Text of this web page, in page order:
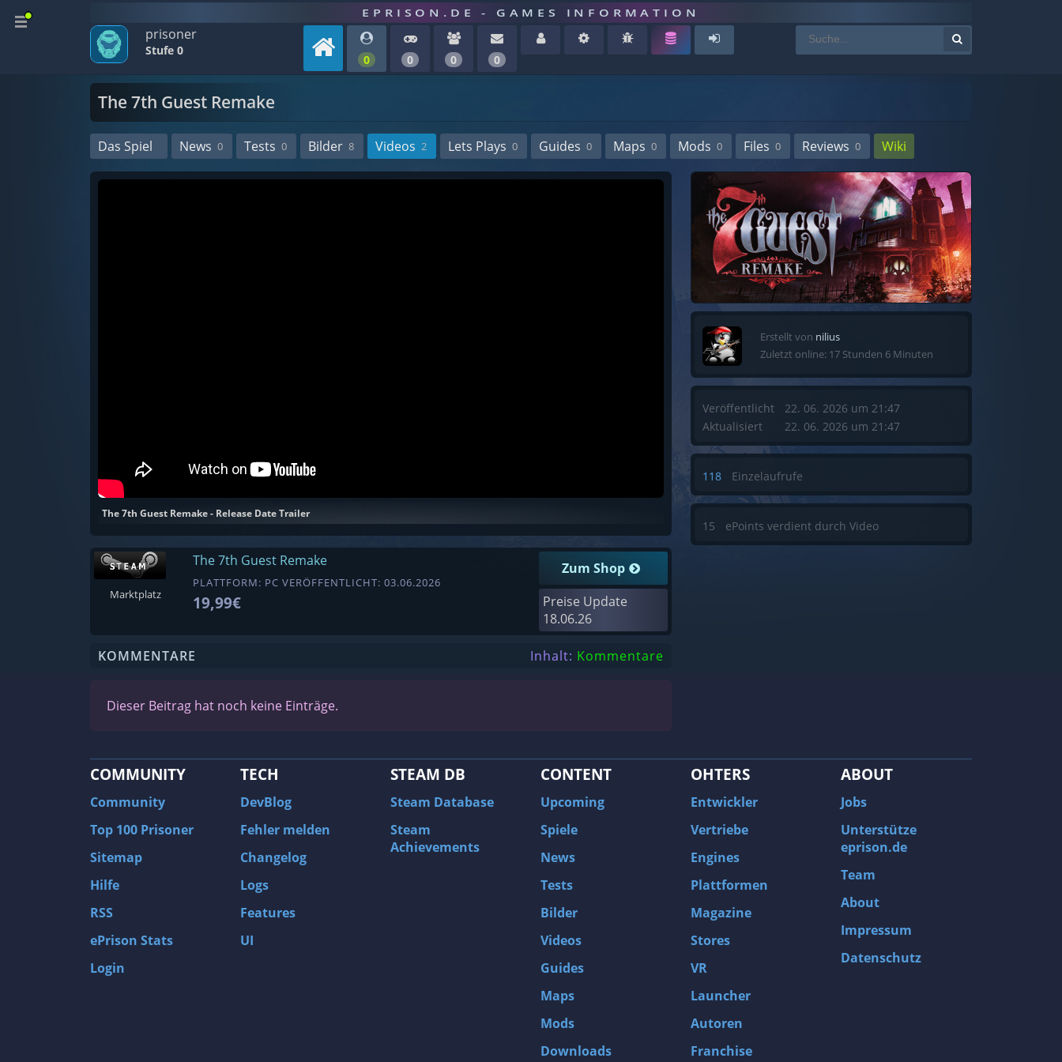
EPRISON.DE - GAMES INFORMATION
prisoner
Stufe 0
0 0 0 0
The 7th Guest Remake
Das Spiel News 0 Tests 0 Bilder 8 Videos 2 Lets Plays 0 Guides 0 Maps 0 Mods 0 Files 0 Reviews 0 Wiki
The 7th Guest Remake - Release Date Trailer
Marktplatz
The 7th Guest Remake
PLATTFORM: PC VERÖFFENTLICHT: 03.06.2026
19,99€
Zum Shop
Preise Update
18.06.26
KOMMENTARE Inhalt: Kommentare
Dieser Beitrag hat noch keine Einträge.
Erstellt von nilius
Zuletzt online: 17 Stunden 6 Minuten
Veröffentlicht
Aktualisiert
22. 06. 2026 um 21:47
22. 06. 2026 um 21:47
118 Einzelaufrufe
15 ePoints verdient durch Video
COMMUNITY
Community
Top 100 Prisoner
Sitemap
Hilfe
RSS
ePrison Stats
Login
TECH
DevBlog
Fehler melden
Changelog
Logs
Features
UI
STEAM DB
Steam Database
Steam
Achievements
CONTENT
Upcoming
Spiele
News
Tests
Bilder
Videos
Guides
Maps
Mods
Downloads
OHTERS
Entwickler
Vertriebe
Engines
Plattformen
Magazine
Stores
VR
Launcher
Autoren
Franchise
ABOUT
Jobs
Unterstütze
eprison.de
Team
About
Impressum
Datenschutz